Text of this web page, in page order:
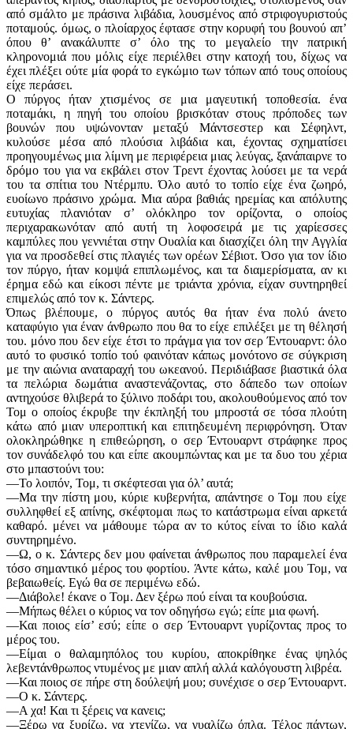
από σμάλτο με πράσινα λιβάδια, λουσμένος από στριφογυριστούς
ποταμούς. όμως, ο πλοίαρχος έφτασε στην κορυφή του βουνού απ’
όπου θ’ ανακάλυπτε σ’ όλο της το μεγαλείο την πατρική
κληρονομιά που μόλις είχε περιέλθει στην κατοχή του, δίχως να
έχει πλέξει ούτε μία φορά το εγκώμιο των τόπων από τους οποίους
είχε περάσει.
Ο πύργος ήταν χτισμένος σε μια μαγευτική τοποθεσία. ένα
ποταμάκι, η πηγή του οποίου βρισκόταν στους πρόποδες των
βουνών που υψώνονταν μεταξύ Μάντσεστερ και Σέφηλντ,
κυλούσε μέσα από πλούσια λιβάδια και, έχοντας σχηματίσει
προηγουμένως μια λίμνη με περιφέρεια μιας λεύγας, ξανάπαιρνε το
δρόμο του για να εκβάλει στον Τρεντ έχοντας λούσει με τα νερά
του τα σπίτια του Ντέρμπυ. Όλο αυτό το τοπίο είχε ένα ζωηρό,
ευοίωνο πράσινο χρώμα. Μια αύρα βαθιάς ηρεμίας και απόλυτης
ευτυχίας πλανιόταν σ’ ολόκληρο τον ορίζοντα, ο οποίος
περιχαρακωνόταν από αυτή τη λοφοσειρά με τις χαρίεσσες
καμπύλες που γεννιέται στην Ουαλία και διασχίζει όλη την Αγγλία
για να προσδεθεί στις πλαγιές των ορέων Σέβιοτ. Όσο για τον ίδιο
τον πύργο, ήταν κομψά επιπλωμένος, και τα διαμερίσματα, αν κι
έρημα εδώ και είκοσι πέντε με τριάντα χρόνια, είχαν συντηρηθεί
επιμελώς από τον κ. Σάντερς.
Όπως βλέπουμε, ο πύργος αυτός θα ήταν ένα πολύ άνετο
καταφύγιο για έναν άνθρωπο που θα το είχε επιλέξει με τη θέλησή
του. μόνο που δεν είχε έτσι το πράγμα για τον σερ Έντουαρντ: όλο
αυτό το φυσικό τοπίο τού φαινόταν κάπως μονότονο σε σύγκριση
με την αιώνια αναταραχή του ωκεανού. Περιδιάβασε βιαστικά όλα
τα πελώρια δωμάτια αναστενάζοντας, στο δάπεδο των οποίων
αντηχούσε θλιβερά το ξύλινο ποδάρι του, ακολουθούμενος από τον
Τομ ο οποίος έκρυβε την έκπληξή του μπροστά σε τόσα πλούτη
κάτω από μιαν υπεροπτική και επιτηδευμένη περιφρόνηση. Όταν
ολοκληρώθηκε η επιθεώρηση, ο σερ Έντουαρντ στράφηκε προς
τον συνάδελφό του και είπε ακουμπώντας και με τα δυο του χέρια
στο μπαστούνι του:
—Το λοιπόν, Τομ, τι σκέφτεσαι για όλ’ αυτά;
—Μα την πίστη μου, κύριε κυβερνήτα, απάντησε ο Τομ που είχε
συλληφθεί εξ απίνης, σκέφτομαι πως το κατάστρωμα είναι αρκετά
καθαρό. μένει να μάθουμε τώρα αν το κύτος είναι το ίδιο καλά
συντηρημένο.
—Ω, ο κ. Σάντερς δεν μου φαίνεται άνθρωπος που παραμελεί ένα
τόσο σημαντικό μέρος του φορτίου. Άντε κάτω, καλέ μου Τομ, να
βεβαιωθείς. Εγώ θα σε περιμένω εδώ.
—Διάβολε! έκανε ο Τομ. Δεν ξέρω πού είναι τα κουβούσια.
—Μήπως θέλει ο κύριος να τον οδηγήσω εγώ; είπε μια φωνή.
—Και ποιος είσ’ εσύ; είπε ο σερ Έντουαρντ γυρίζοντας προς το
μέρος του.
—Είμαι ο θαλαμηπόλος του κυρίου, αποκρίθηκε ένας ψηλός
λεβεντάνθρωπος ντυμένος με μιαν απλή αλλά καλόγουστη λιβρέα.
—Και ποιος σε πήρε στη δούλεψή μου; συνέχισε ο σερ Έντουαρντ.
—Ο κ. Σάντερς.
—Α χα! Και τι ξέρεις να κανεις;
—Ξέρω να ξυρίζω, να χτενίζω, να γυαλίζω όπλα. Τέλος πάντων,